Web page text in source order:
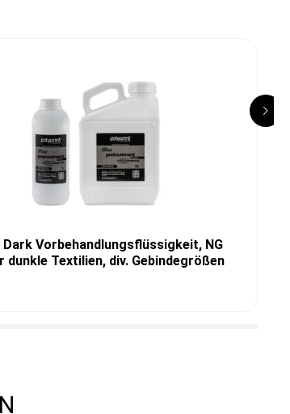
Vorbehandlungsflüssigkeit, NG
dunkle Textilien, div. Gebindegrößen